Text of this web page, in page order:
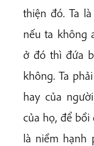
thiện đó. Ta
nếu ta không
ở đó thì đứa
không. Ta
hay của
của họ, để
là niềm hạnh